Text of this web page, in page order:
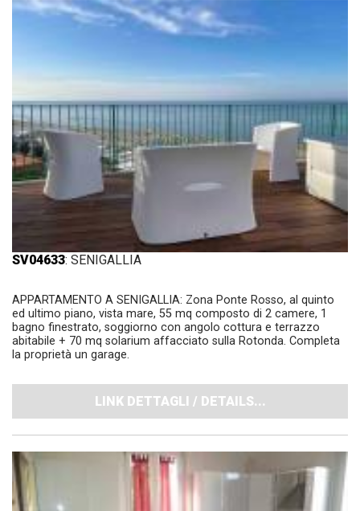
SV04633: SENIGALLIA
APPARTAMENTO A SENIGALLIA: Zona Ponte Rosso, al quinto
ed ultimo piano, vista mare, 55 mq composto di 2 camere, 1
bagno finestrato, soggiorno con angolo cottura e terrazzo
abitabile + 70 mq solarium affacciato sulla Rotonda. Completa
la proprietà un garage.
LINK DETTAGLI / DETAILS...